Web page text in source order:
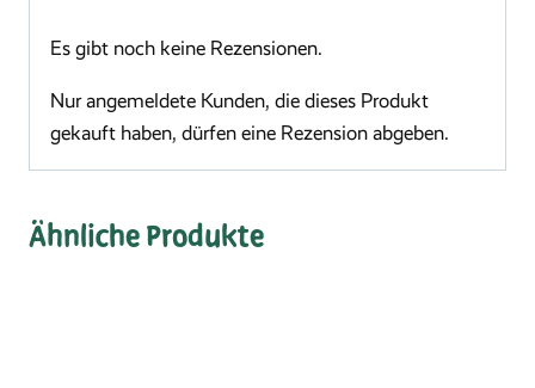
Es gibt noch keine Rezensionen.
Nur angemeldete Kunden, die dieses Produkt
gekauft haben, dürfen eine Rezension abgeben.
Ähnliche Produkte